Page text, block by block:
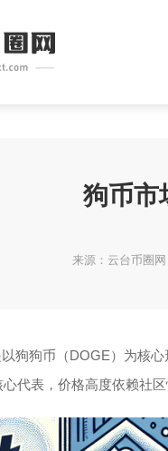
狗币市
来源：云台币圈网
狗狗币（DOGE）为核
代表，价格高度依赖社